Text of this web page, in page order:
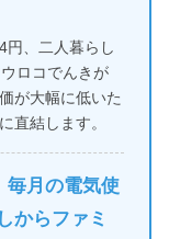
円、二人暮らし
ロコでんきが
が大幅に低いた
直結します。
毎月の電気使
からファミ